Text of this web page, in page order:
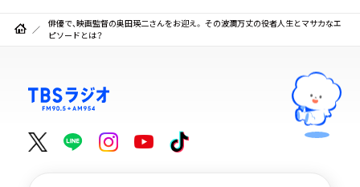
俳優で、映画監督の奥田瑛二さんをお迎え。 その波瀾万丈の役者人生とマサカなエ
ピソードとは？